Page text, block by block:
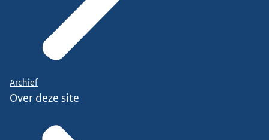
Archief
Over deze site